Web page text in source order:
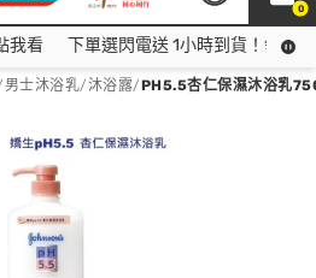
0
我看 下單選閃電送 1小時到貨！領神
男士沐浴乳/沐浴露/PH5.5杏仁保濕沐浴乳